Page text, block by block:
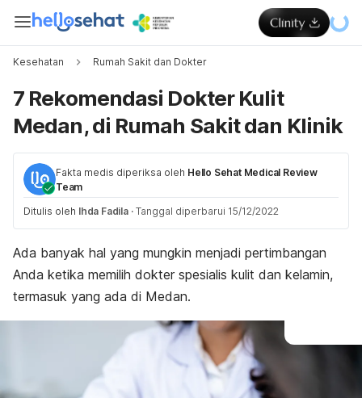
Kesehatan Rumah Sakit dan Dokter
7 Rekomendasi Dokter Kulit
Medan, di Rumah Sakit dan Klinik
Fakta medis diperiksa oleh Hello Sehat Medical Review
Team
Ditulis oleh Ihda Fadila · Tanggal diperbarui 15/12/2022
Ada banyak hal yang mungkin menjadi pertimbangan
Anda ketika memilih dokter spesialis kulit dan kelamin,
termasuk yang ada di Medan.